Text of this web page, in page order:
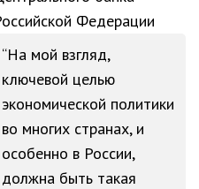
Федерации
На мой взгляд,
ключевой целью
экономической политики
во многих странах, и
особенно в России,
должна быть такая